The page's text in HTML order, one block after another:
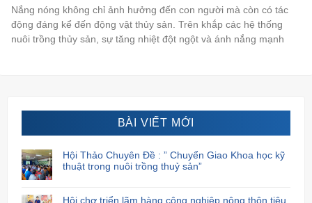
Nắng nóng không chỉ ảnh hưởng đến con người mà còn có tác
động đáng kể đến động vật thủy sản. Trên khắp các hệ thống
nuôi trồng thủy sản, sự tăng nhiệt đột ngột và ánh nắng mạnh
BÀI VIẾT MỚI
Hội Thảo Chuyên Đề : ” Chuyển Giao Khoa học kỹ
thuật trong nuôi trồng thuỷ sản”
Hội chợ triển lãm hàng công nghiệp nông thôn tiêu